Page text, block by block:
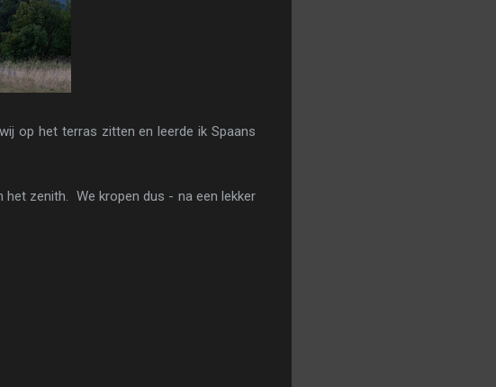
op het terras zitten en leerde ik Spaans
zenith. We kropen dus - na een lekker